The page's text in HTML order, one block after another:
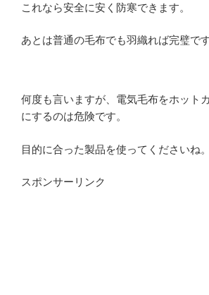
これなら安全に安く防寒できます。
あとは普通の毛布でも羽織れば完璧です
何度も言いますが、電気毛布をホット
にするのは危険です。
目的に合った製品を使ってくださいね。
スポンサーリンク